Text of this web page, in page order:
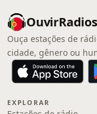
Ouça estações de
cidade, gênero ou
EXPLORAR